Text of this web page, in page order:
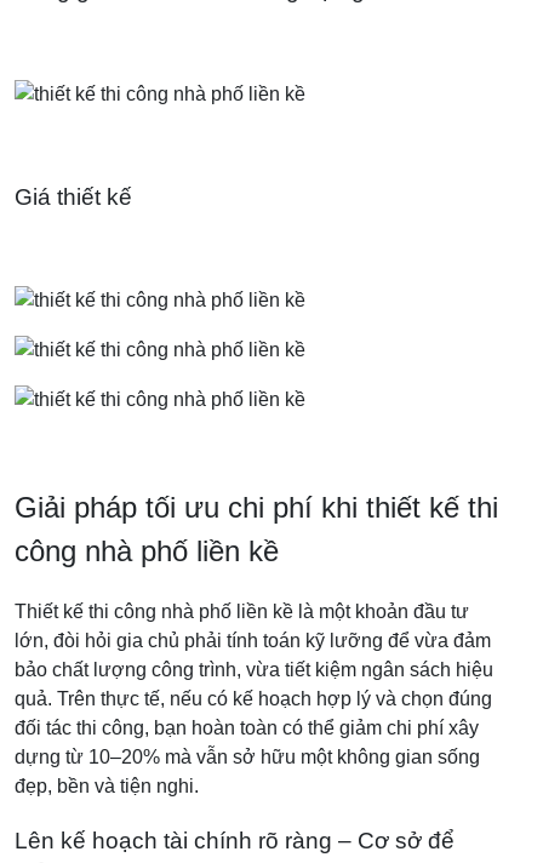
Giá thiết kế
Giải pháp tối ưu chi phí khi thiết kế thi
công nhà phố liền kề
Thiết kế thi công nhà phố liền kề là một khoản đầu tư
lớn, đòi hỏi gia chủ phải tính toán kỹ lưỡng để vừa đảm
bảo chất lượng công trình, vừa tiết kiệm ngân sách hiệu
quả. Trên thực tế, nếu có kế hoạch hợp lý và chọn đúng
đối tác thi công, bạn hoàn toàn có thể giảm chi phí xây
dựng từ 10–20% mà vẫn sở hữu một không gian sống
đẹp, bền và tiện nghi.
Lên kế hoạch tài chính rõ ràng – Cơ sở để